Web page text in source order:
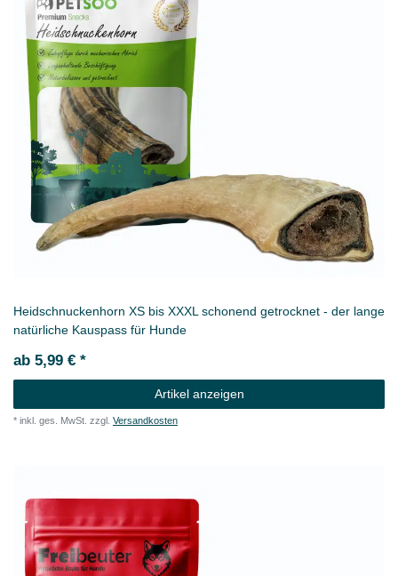
Heidschnuckenhorn XS bis XXXL schonend getrocknet - der lange
natürliche Kauspass für Hunde
ab 5,99 € *
Artikel anzeigen
* inkl. ges. MwSt. zzgl. Versandkosten